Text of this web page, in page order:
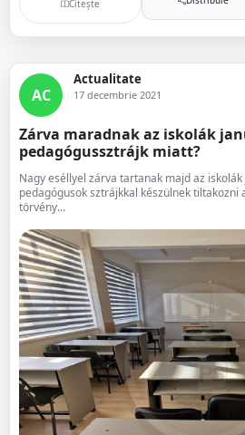
Citește
AC
Actualitate
17 decembrie 2021
Zárva maradnak az iskolák
pedagógussztrájk miatt?
Nagy eséllyel zárva tartanak majd az
pedagógusok sztrájkkal készülnek tiltakozni
törvény...